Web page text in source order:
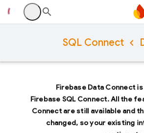
SQL Connect
Firebase Data Connectis
Firebase SQL Connect. All the
Connectare still available and
changed, so your existing